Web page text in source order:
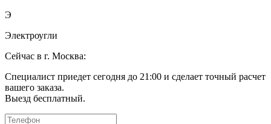
Э
Электроугли
Сейчас в г. Москва:
Специалист приедет сегодня до 21:00 и сделает точный расчет
вашего заказа.
Выезд бесплатный.